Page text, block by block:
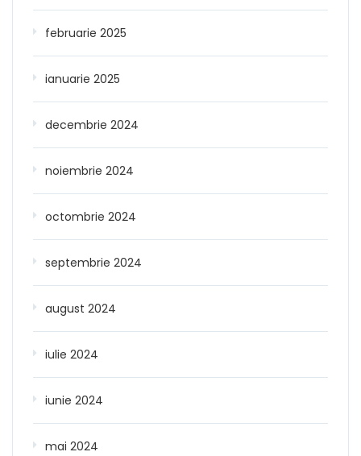
februarie 2025
ianuarie 2025
decembrie 2024
noiembrie 2024
octombrie 2024
septembrie 2024
august 2024
iulie 2024
iunie 2024
mai 2024